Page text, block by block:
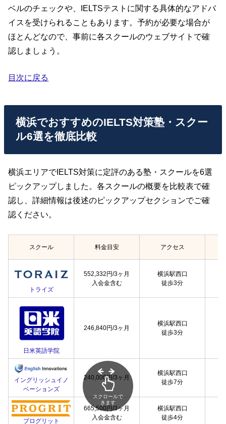
ベルのチェックや、IELTSテストに関する具体的なアドバ
イスを受けられることもあります。予約が必要な場合が
ほとんどなので、事前に各スクールのウェブサイトで確
認しましょう。
目次に戻る
横浜でおすすめのIELTS対策塾・スクー
ル6選を徹底比較
横浜エリアでIELTS対策に定評のある塾・スクールを6選
ピックアップしました。各スクールの概要を比較表で確
認し、詳細情報は後述のピックアップセクションでご確
認ください。
スクール 料金目安 アクセス
トライズ
552,332円/3ヶ月
入会金含む
横浜駅西口
徒歩3分
日米英語学院
246,840円/3ヶ月
横浜駅西口
徒歩3分
イングリッシュイノ
ベーションズ
240,000円/3ヶ月
横浜駅西口
徒歩7分
プログリット
665,500円/3ヶ月
入会金含む
横浜駅西口
徒歩4分
スクロールで
きます